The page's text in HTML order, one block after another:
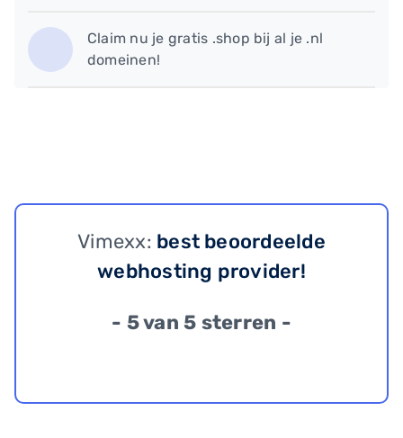
Claim nu je gratis .shop bij al je .nl
domeinen!
Vimexx: best beoordeelde
webhosting provider!
- 5 van 5 sterren -